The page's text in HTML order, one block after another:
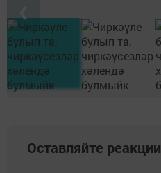
Оставляйте реакции